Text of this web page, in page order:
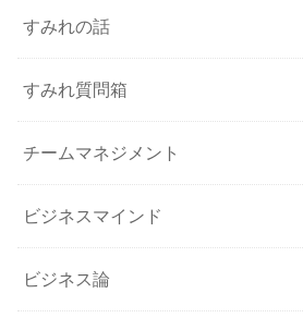
すみれの話
すみれ質問箱
チームマネジメント
ビジネスマインド
ビジネス論